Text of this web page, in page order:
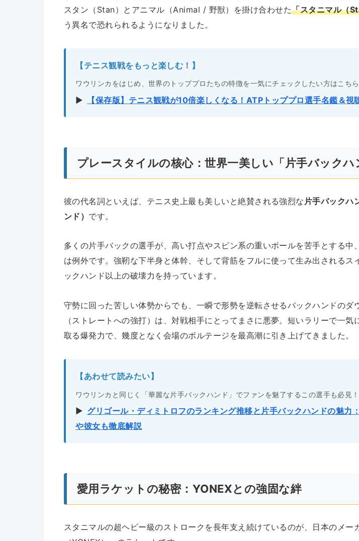
スタン（Stan）とアニマル（Animal / 野獣）を掛け合わせた「スタニマル（
う異名で恐れられるようになりました。
【テニス観戦をもっと楽しむ！】
ワウリンカをはじめ、世界のトッププロたちの特徴を一気にチェックしたい方はこちら
▶︎ 【保存版】テニス観戦が10倍楽しくなる！ATPトッププロ選手名鑑＆視
プレースタイルの核心：世界一美しい「片手バックハ
彼の代名詞といえば、テニス史上最も美しいと絶賛される強烈な 片手バックハ
ンド） です。
多くの片手バックの選手が、高い打点やスピン系の重いボールを苦手とする中
は例外です。強靭な下半身と体幹、そして背筋をフルに使って生み出されるス
ックハンド以上の破壊力を持っています。
守勢に回った苦しい体勢からでも、一瞬で形勢を逆転させるバックハンドのダ
（ストレートへの強打）は、対戦相手にとってまさに悪夢。短いラリーで一気
取る爆発力で、幾度となく会場のボルテージを最高潮に引き上げてきました。
【あわせて読みたい】
ワウリンカと同じく「華麗な片手バックハンド」でファンを魅了するこの選手も必見！
▶︎ グリゴール・ディミトロフのランキング推移と片手バックハンドの魅力
や彼女も徹底解説
愛用ラケットの秘密：YONEXとの強固な絆
スタニマルの超ヘビー級のストロークを長年支え続けているのが、日本のメー